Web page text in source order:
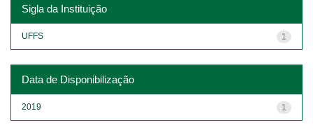
Sigla da Instituição
1
UFFS
Data de Disponibilização
1
2019